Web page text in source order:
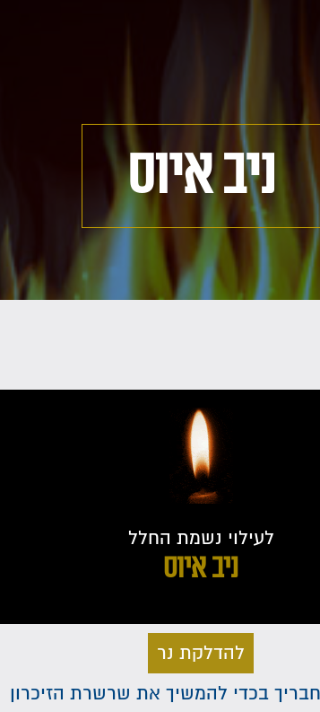
ניב איוס
לעילוי נשמת החלל
ניב איוס
להדלקת נר
בכדי להמשיך את שרשרת הזיכרון